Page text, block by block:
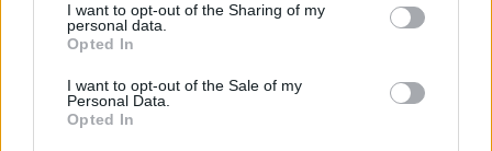
not limited to your visit or usage behaviour. You may click to
grant or deny consent to Google and its third-party tags to
use your data for below specified purposes in below Google
consent section.
I want to opt-out of the Sharing of my
personal data.
Opted In
I want to opt-out of the Sale of my
Personal Data.
Opted In